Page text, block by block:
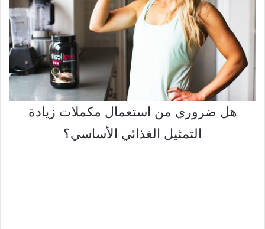
هل ضروري من استعمال مكملات زيادة
التمثيل الغذائي الأساسي؟